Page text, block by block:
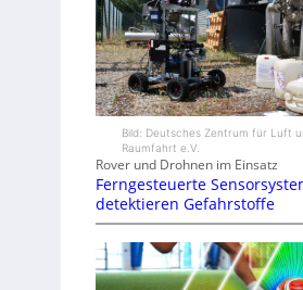
Bild: Deutsches Zentrum für Luft
Raumfahrt e.V.
Rover und Drohnen im Einsatz
Ferngesteuerte
detektieren Gefahrstoffe